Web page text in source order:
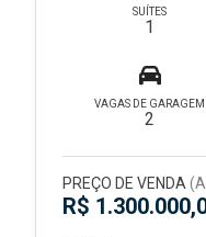
SUÍTES
1
VAGAS DE GARAGEM
2
PREÇO DE VENDA
R$